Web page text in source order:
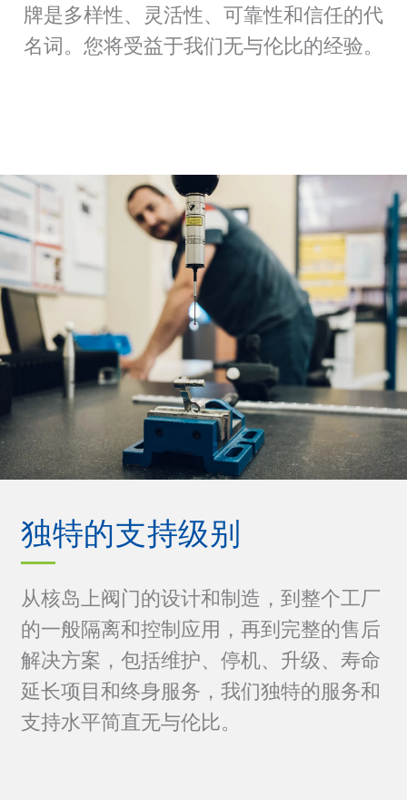
牌是多样性、灵活性、可靠性和信任的代
名词。您将受益于我们无与伦比的经验。
独特的支持级别
从核岛上阀门的设计和制造，到整个工厂
的一般隔离和控制应用，再到完整的售后
解决方案，包括维护、停机、升级、寿命
延长项目和终身服务，我们独特的服务和
支持水平简直无与伦比。